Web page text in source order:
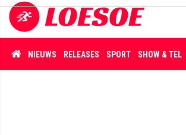
NIEUWS RELEASES SPORT SHOW & TEL